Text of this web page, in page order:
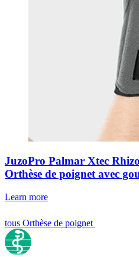
JuzoPro Palmar Xtec Rhizo
Orthèse de poignet avec
Learn more
tous Orthèse de poignet